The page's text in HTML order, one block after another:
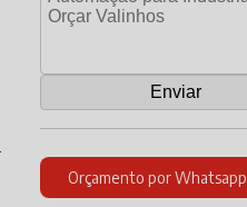
Orçamento por Whatsapp